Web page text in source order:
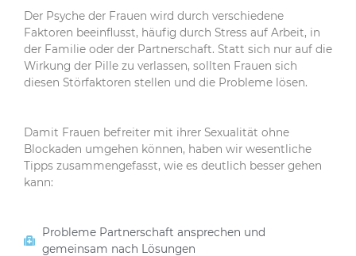
Der Psyche der Frauen wird durch verschiedene
Faktoren beeinflusst, häufig durch Stress auf Arbeit, in
der Familie oder der Partnerschaft. Statt sich nur auf die
Wirkung der Pille zu verlassen, sollten Frauen sich
diesen Störfaktoren stellen und die Probleme lösen.
Damit Frauen befreiter mit ihrer Sexualität ohne
Blockaden umgehen können, haben wir wesentliche
Tipps zusammengefasst, wie es deutlich besser gehen
kann:
Probleme Partnerschaft ansprechen und
gemeinsam nach Lösungen